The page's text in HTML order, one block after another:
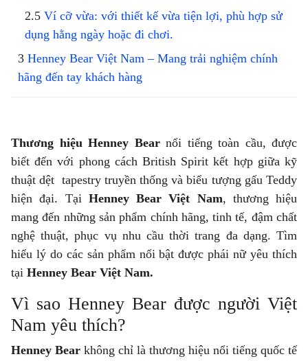
Ví cỡ vừa: với thiết kế vừa tiện lợi, phù hợp sử
dụng hằng ngày hoặc đi chơi.
Henney Bear Việt Nam – Mang trải nghiệm chính
hãng đến tay khách hàng
Thương hiệu Henney Bearnổi tiếng toàn cầu, được
biết đến với phong cách British Spirit kết hợp giữa kỹ
thuật dệt tapestry truyền thống và biểu tượng gấu Teddy
hiện đại. Tại Henney Bear Việt Nam, thương hiệu
mang đến những sản phẩm chính hãng, tinh tế, đậm chất
nghệ thuật, phục vụ nhu cầu thời trang đa dạng. Tìm
hiểu lý do các sản phẩm nổi bật được phái nữ yêu thích
tại Henney Bear Việt Nam.
Vì sao Henney Bear được người Việt
Nam yêu thích?
Henney Bear không chỉ là thương hiệu nổi tiếng quốc tế